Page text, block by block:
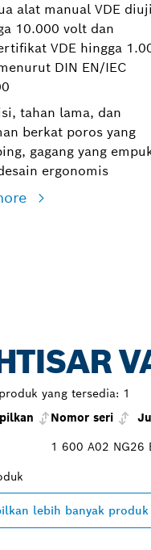
alat manual VDE diuji
10.000 volt dan
VDE hingga
DIN EN/IEC
tahan lama, dan
berkat poros yang
gagang yang
ergonomis
yang tersedia: 1
Nomor seri
1 600 A02 NG26
lebih banyak produk